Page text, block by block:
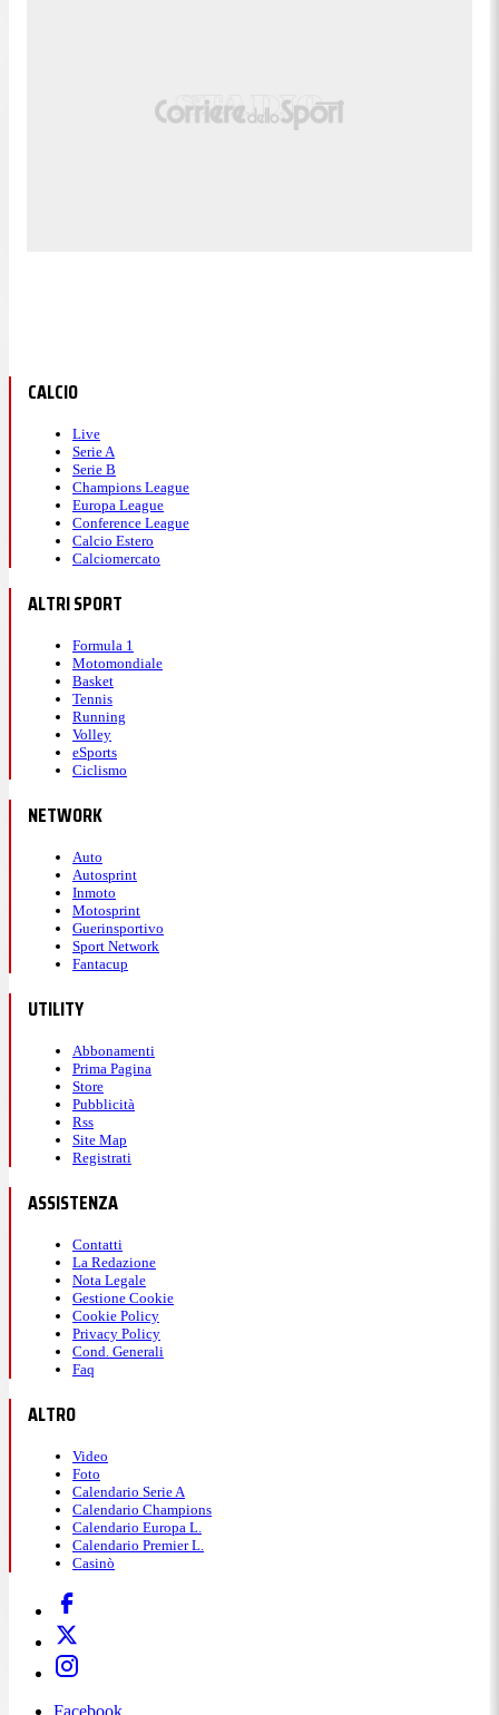
CALCIO
Live
Serie A
Serie B
Champions League
Europa League
Conference League
Calcio Estero
Calciomercato
ALTRI SPORT
Formula 1
Motomondiale
Basket
Tennis
Running
Volley
eSports
Ciclismo
NETWORK
Auto
Autosprint
Inmoto
Motosprint
Guerinsportivo
Sport Network
Fantacup
UTILITY
Abbonamenti
Prima Pagina
Store
Pubblicità
Rss
Site Map
Registrati
ASSISTENZA
Contatti
La Redazione
Nota Legale
Gestione Cookie
Cookie Policy
Privacy Policy
Cond. Generali
Faq
ALTRO
Video
Foto
Calendario Serie A
Calendario Champions
Calendario Europa L.
Calendario Premier L.
Casinò